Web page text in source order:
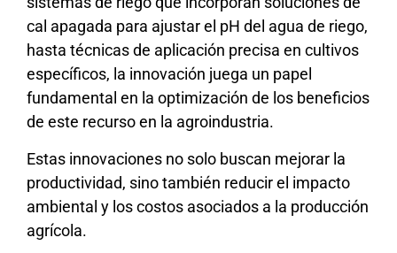
cal apagada para ajustar el pH del agua de riego,
hasta técnicas de aplicación precisa en cultivos
específicos, la innovación juega un papel
fundamental en la optimización de los beneficios
de este recurso en la agroindustria.
Estas innovaciones no solo buscan mejorar la
productividad, sino también reducir el impacto
ambiental y los costos asociados a la producción
agrícola.